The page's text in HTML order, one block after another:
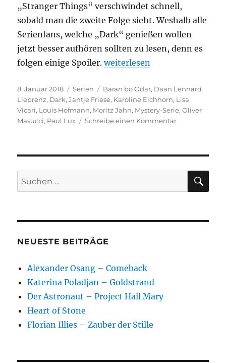
„Stranger Things“ verschwindet schnell,
sobald man die zweite Folge sieht. Weshalb alle
Serienfans, welche „Dark“ genießen wollen
jetzt besser aufhören sollten zu lesen, denn es
folgen einige Spoiler.„Dark“
weiterlesen
Veröffentlicht
am
8. Januar 2018 Kategorien
Serien Schlagwörter
Baran bo Odar, Daan Lennard
Liebrenz, Dark,Jantje Friese, Karoline Eichhorn, Lisa
Vicari, Louis Hofmann, Moritz Jahn, Mystery-Serie,Oliver
Masucci, Paul Lux Schreibe einen Kommentarzu
Suchen
nach:
NEUESTE BEITRÄGE
Alexander Osang – Comeback
Katerina Poladjan – Goldstrand
Der Astronaut – Project Hail Mary
Heart of Stone
Florian Illies – Zauber der Stille